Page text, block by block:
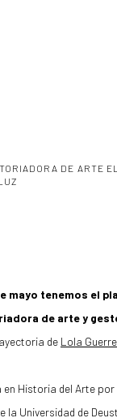
DE ARTE
mayo tenemos el
de arte y
de Lola
Historia del Arte
Universidad de